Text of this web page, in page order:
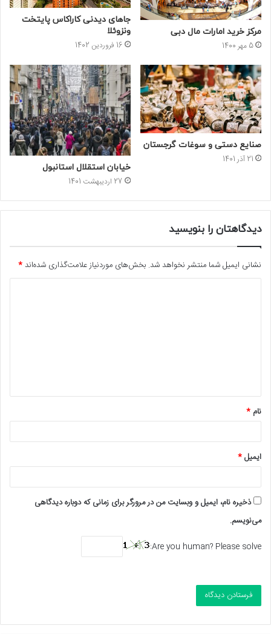
مرکز خرید امارات مال دبی
5 مهر 1400
جاهای دیدنی کاراکاس پایتخت
ونزوئلا
16 فروردین 1402
صنایع دستی و سوغات گرجستان
21 آذر 1401
خیابان استقلال استانبول
27 اردیبهشت 1401
دیدگاهتان را بنویسید
نشانی ایمیل شما منتشر نخواهد شد. بخش‌های موردنیاز علامت‌گذاری شده‌اند*
*
نام *
ایمیل*
ذخیره نام، ایمیل و وبسایت من در مرورگر برای زمانی که دوباره دیدگاهی
می‌نویسم.
Are you human? Please solve: